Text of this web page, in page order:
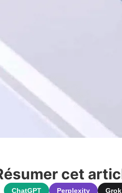
cet
ChatGPT Perplexity Grok